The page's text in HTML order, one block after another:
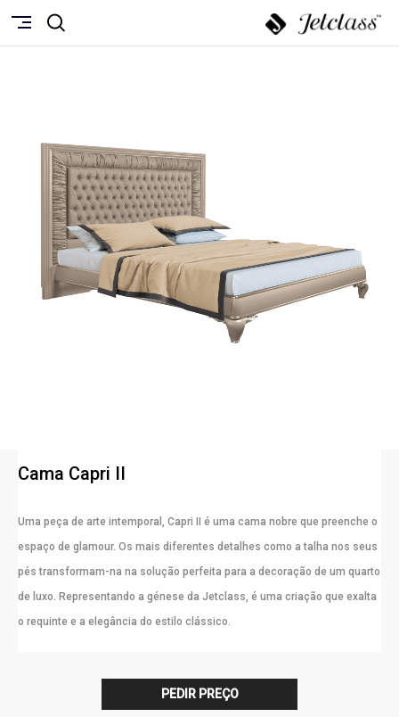
Cama Capri II
Uma peça de arte intemporal, Capri II é uma cama nobre que preenche o
espaço de glamour. Os mais diferentes detalhes como a talha nos seus
pés transformam-na na solução perfeita para a decoração de um quarto
de luxo. Representando a génese da Jetclass, é uma criação que exalta
o requinte e a elegância do estilo clássico.
PEDIR PREÇO